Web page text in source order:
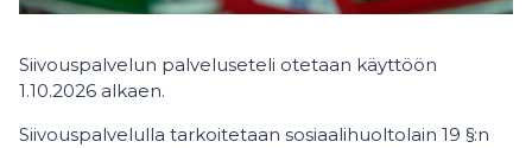
Siivouspalvelun palveluseteli otetaan käyttöön
1.10.2026 alkaen.
Siivouspalvelulla tarkoitetaan sosiaalihuoltolain 19 §:n